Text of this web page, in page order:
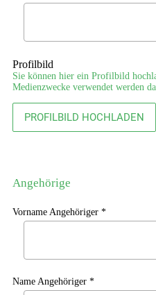
Profilbild
Sie können hier ein Profilbild
Medienzwecke verwendet werden
PROFILBILD HOCHLADEN
Angehörige
Vorname Angehöriger *
Name Angehöriger *